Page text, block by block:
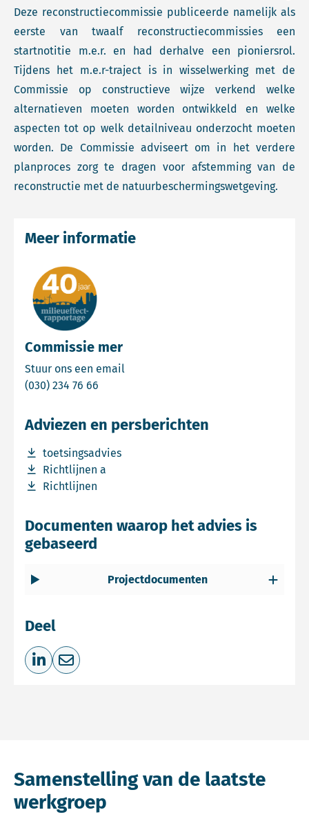
Deze reconstructiecommissie publiceerde namelijk als
eerste van twaalf reconstructiecommissies een
startnotitie m.e.r. en had derhalve een pioniersrol.
Tijdens het m.e.r-traject is in wisselwerking met de
Commissie op constructieve wijze verkend welke
alternatieven moeten worden ontwikkeld en welke
aspecten tot op welk detailniveau onderzocht moeten
worden. De Commissie adviseert om in het verdere
planproces zorg te dragen voor afstemming van de
reconstructie met de natuurbeschermingswetgeving.
Commissie mer
Stuur ons een email
(030) 234 76 66
Meer informatie
Adviezen en persberichten
toetsingsadvies
Download bestand toetsingsadvies
Richtlijnen a
Download bestand Richtlijnen a
Richtlijnen
Download bestand Richtlijnen
Documenten waarop het advies is
gebaseerd
Projectdocumenten
Deel
Deel op LinkedIn
Deel via e-mail
Samenstelling van de laatste
werkgroep